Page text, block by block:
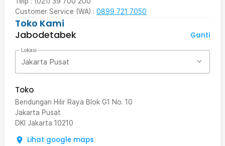
Customer Service (WA) : 0899 721 7050
Toko Kami
Jabodetabek
Ganti
Lokasi
Jakarta Pusat
Toko
Bendungan Hilir Raya Blok G1 No. 10
Jakarta Pusat
DKI Jakarta 10210
Lihat google maps